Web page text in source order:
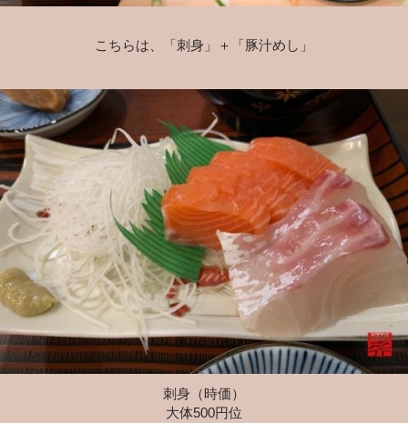
こちらは、「刺身」＋「豚汁めし」
刺身（時価）
大体500円位